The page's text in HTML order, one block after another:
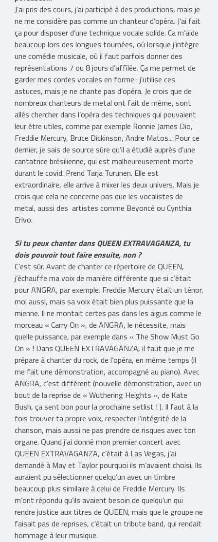
J’ai pris des cours, j’ai participé à des productions, mais je
ne me considère pas comme un chanteur d’opéra. J’ai fait
ça pour disposer d’une technique vocale solide. Ca m’aide
beaucoup lors des longues tournées, où lorsque j’intègre
une comédie musicale, où il faut parfois donner des
représentations 7 ou 8 jours d’affilée. Ça me permet de
garder mes cordes vocales en forme : j’utilise ces
astuces, mais je ne chante pas d’opéra. Je crois que de
nombreux chanteurs de metal ont fait de même, sont
allés chercher dans l’opéra des techniques qui pouvaient
leur être utiles, comme par exemple Ronnie James Dio,
Freddie Mercury, Bruce Dickinson, Andre Matos... Pour ce
dernier, je sais de source sûre qu’il a étudié auprès d’une
cantatrice brésilienne, qui est malheureusement morte
durant le covid. Prend Tarja Turunen. Elle est
extraordinaire, elle arrive à mixer les deux univers. Mais je
crois que cela ne concerne pas que les vocalistes de
metal, aussi des artistes comme Beyoncé ou Cynthia
Erivo.
Si tu peux chanter dans QUEEN EXTRAVAGANZA, tu
dois pouvoir tout faire ensuite, non ?
C’est sûr. Avant de chanter ce répertoire de QUEEN,
j’échauffe ma voix de manière différente que si c’était
pour ANGRA, par exemple. Freddie Mercury était un ténor,
moi aussi, mais sa voix était bien plus puissante que la
mienne. Il ne montait certes pas dans les aigus comme le
morceau « Carry On », de ANGRA, le nécessite, mais
quelle puissance, par exemple dans « The Show Must Go
On » ! Dans QUEEN EXTRAVAGANZA, il faut que je me
prépare à chanter du rock, de l’opéra, en même temps (il
me fait une démonstration, accompagné au piano). Avec
ANGRA, c’est différent (nouvelle démonstration, avec un
bout de la reprise de « Wuthering Heights », de Kate
Bush, ça sent bon pour la prochaine setlist ! ). Il faut à la
fois trouver ta propre voix, respecter l’intégrité de la
chanson, mais aussi ne pas prendre de risques avec ton
organe. Quand j’ai donné mon premier concert avec
QUEEN EXTRAVAGANZA, c’était à Las Vegas, j’ai
demandé à May et Taylor pourquoi ils m’avaient choisi. Ils
auraient pu sélectionner quelqu’un avec un timbre
beaucoup plus similaire à celui de Freddie Mercury. Ils
m’ont répondu qu’ils avaient besoin de quelqu’un qui
rendre justice aux titres de QUEEN, mais que le groupe ne
faisait pas de reprises, c’était un tribute band, qui rendait
hommage à leur musique.